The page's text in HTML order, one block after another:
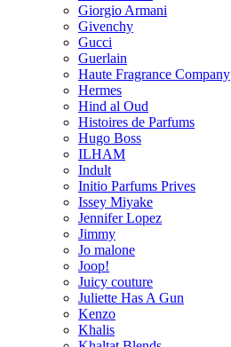
Giorgio Armani
Givenchy
Gucci
Guerlain
Haute Fragrance Company
Hermes
Hind al Oud
Histoires de Parfums
Hugo Boss
ILHAM
Indult
Initio Parfums Prives
Issey Miyake
Jennifer Lopez
Jimmy
Jo malone
Joop!
Juicy couture
Juliette Has A Gun
Kenzo
Khalis